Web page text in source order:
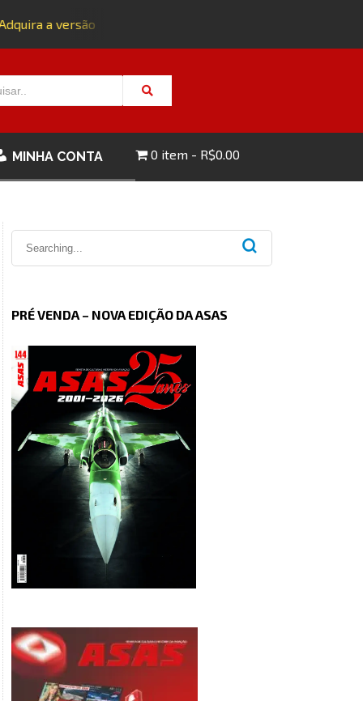
a versão impressa da edição 143 com FRETE GRÁTIS -
MINHA CONTA 0 item R$0.00
PRÉ VENDA – NOVA EDIÇÃO DA ASAS